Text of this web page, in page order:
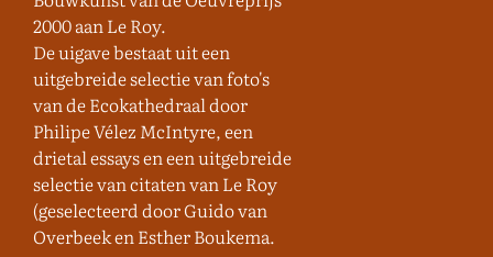
2000 aan Le Roy.
De uigave bestaat uit een
uitgebreide selectie van foto's
van de Ecokathedraal door
Philipe Vélez McIntyre, een
drietal essays en een uitgebreide
selectie van citaten van Le Roy
(geselecteerd door Guido van
Overbeek en Esther Boukema.